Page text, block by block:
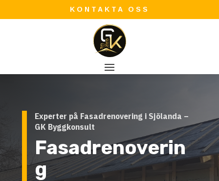
KONTAKTA OSS
Experter på Fasadrenovering i Sjölanda –
GK Byggkonsult
Fasadrenoverin
g